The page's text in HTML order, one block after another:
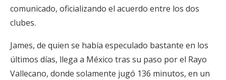
comunicado, oficializando el acuerdo entre los dos
clubes.
James, de quien se había especulado bastante en los
últimos días, llega a México tras su paso por el Rayo
Vallecano, donde solamente jugó 136 minutos, en un